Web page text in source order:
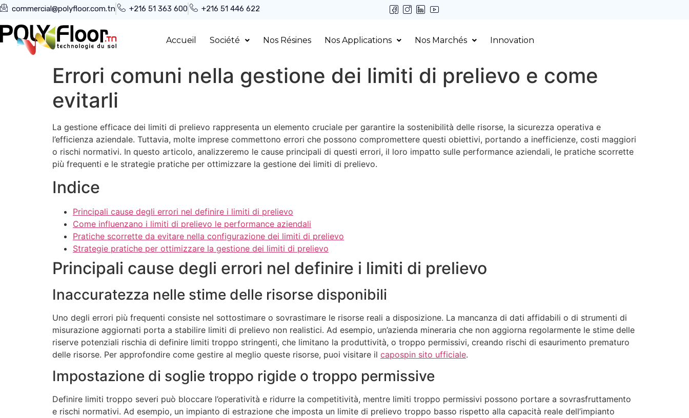
commercial@polyfloor.com.tn +216 51 363 600 +216 51 446 622
Accueil Société Nos Résines Nos Applications Nos Marchés Innovation
Errori comuni nella gestione dei limiti di prelievo e come
evitarli
La gestione efficace dei limiti di prelievo rappresenta un elemento cruciale per garantire la sostenibilità delle risorse, la sicurezza operativa e
l’efficienza aziendale. Tuttavia, molte imprese commettono errori che possono compromettere questi obiettivi, portando a inefficienze, costi maggiori
o rischi normativi. In questo articolo, analizzeremo le cause principali di questi errori, il loro impatto sulle performance aziendali, le pratiche scorrette
più frequenti e le strategie pratiche per ottimizzare la gestione dei limiti di prelievo.
Indice
Principali cause degli errori nel definire i limiti di prelievo
Come influenzano i limiti di prelievo le performance aziendali
Pratiche scorrette da evitare nella configurazione dei limiti di prelievo
Strategie pratiche per ottimizzare la gestione dei limiti di prelievo
Principali cause degli errori nel definire i limiti di prelievo
Inaccuratezza nelle stime delle risorse disponibili
Uno degli errori più frequenti consiste nel sottostimare o sovrastimare le risorse reali a disposizione. La mancanza di dati affidabili o di strumenti di
misurazione aggiornati porta a stabilire limiti di prelievo non realistici. Ad esempio, un’azienda mineraria che non aggiorna regolarmente le stime delle
riserve potenziali rischia di definire limiti troppo stringenti, che limitano la produttività, o troppo permissivi, creando rischi di esaurimento prematuro
delle risorse. Per approfondire come gestire al meglio queste risorse, puoi visitare il capospin sito ufficiale.
Impostazione di soglie troppo rigide o troppo permissive
Definire limiti troppo severi può bloccare l’operatività e ridurre la competitività, mentre limiti troppo permissivi possono portare a sovrasfruttamento
e rischi normativi. Ad esempio, un impianto di estrazione che imposta un limite di prelievo troppo basso rispetto alla capacità reale dell’impianto